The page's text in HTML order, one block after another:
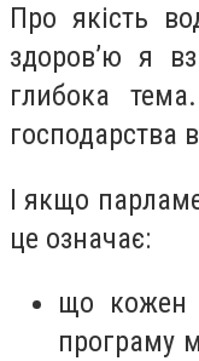
Про якість
здоров’ю я
глибока
господарства
І якщо
це означає:
що кожен
програму